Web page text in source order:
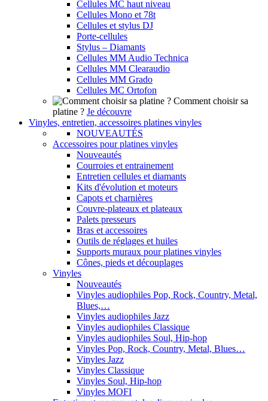
Cellules MC haut niveau
Cellules Mono et 78t
Cellules et stylus DJ
Porte-cellules
Stylus – Diamants
Cellules MM Audio Technica
Cellules MM Clearaudio
Cellules MM Grado
Cellules MC Ortofon
Comment choisir sa
platine ? Je découvre
Vinyles, entretien, accessoires platines vinyles
NOUVEAUTÉS
Accessoires pour platines vinyles
Nouveautés
Courroies et entrainement
Entretien cellules et diamants
Kits d'évolution et moteurs
Capots et charnières
Couvre-plateaux et plateaux
Palets presseurs
Bras et accessoires
Outils de réglages et huiles
Supports muraux pour platines vinyles
Cônes, pieds et découplages
Vinyles
Nouveautés
Vinyles audiophiles Pop, Rock, Country, Metal,
Blues,…
Vinyles audiophiles Jazz
Vinyles audiophiles Classique
Vinyles audiophiles Soul, Hip-hop
Vinyles Pop, Rock, Country, Metal, Blues…
Vinyles Jazz
Vinyles Classique
Vinyles Soul, Hip-hop
Vinyles MOFI